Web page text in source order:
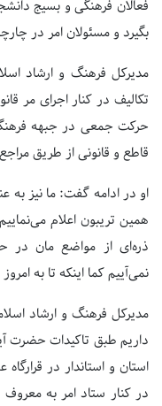
فعالان فرهنگی و بسیج
بگیرد و مسئولان امر در
مدیرکل فرهنگ و ارشاد
تکالیف در کنار اجرای مر
حرکت جمعی در جبهه
قاطع و قانونی از طریق
او در ادامه گفت: ما نیز به
همین تریبون اعلام
ذره‌ای از مواضع مان
نمی‌آییم کما اینکه تا به
مدیرکل فرهنگ و ارشاد
داریم طبق تاکیدات حضرت
استان و استاندار در
در کنار ستاد امر به